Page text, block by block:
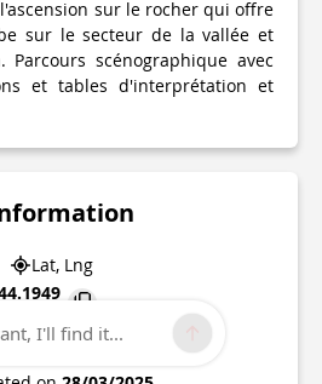
sur le rocher qui offre
sur le secteur de la vallée et
Parcours scénographique avec
et tables d'interprétation et
Lat, Lng
I'll find it...